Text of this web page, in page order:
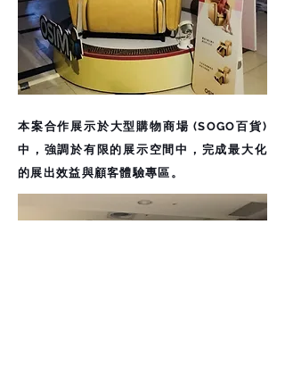
本案合作展示於大型購物商場 (SOGO百貨)
中，強調於有限的展示空間中，完成最大化
的展出效益與顧客體驗專區。